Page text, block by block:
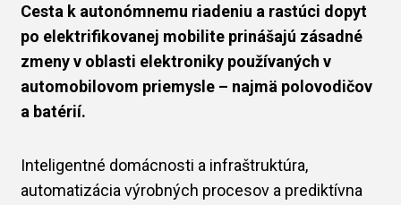
Cesta k autonómnemu riadeniu a rastúci dopyt
po elektrifikovanej mobilite prinášajú zásadné
zmeny v oblasti elektroniky používaných v
automobilovom priemysle – najmä polovodičov
a batérií.
Inteligentné domácnosti a infraštruktúra,
automatizácia výrobných procesov a prediktívna